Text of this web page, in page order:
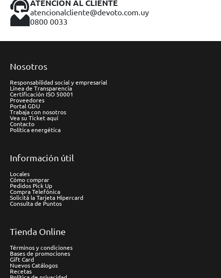
ATENCIÓN AL CLIENTE
atencionalcliente@devoto.com.uy
0800 0033
Nosotros
Responsabilidad social y empresarial
Línea de Transparencia
Certificación ISO 50001
Proveedores
Portal GDU
Trabaja con nosotros
Vea su Ticket aquí
Contacto
Política energética
Información útil
Locales
Cómo comprar
Pedidos Pick Up
Compra Telefónica
Solicitá la Tarjeta Hipercard
Consulta de Puntos
Tienda Online
Términos y condiciones
Bases de promociones
Gift Card
Nuevos Catálogos
Recetas